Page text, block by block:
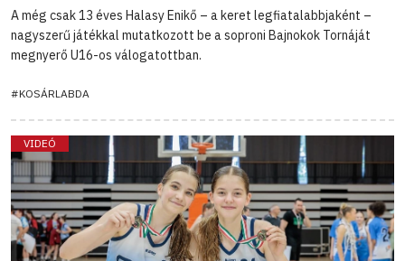
A még csak 13 éves Halasy Enikő – a keret legfiatalabbjaként –
nagyszerű játékkal mutatkozott be a soproni Bajnokok Tornáját
megnyerő U16-os válogatottban.
#KOSÁRLABDA
VIDEÓ